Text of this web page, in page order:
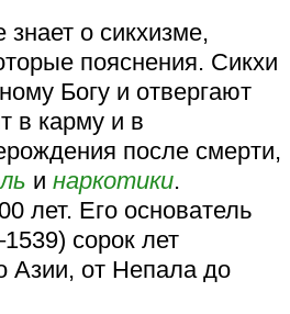
знает о сикхизме,
пояснения. Сикхи
Богу и отвергают
в карму и в
после смерти,
инаркотики.
лет. Его основатель
сорок лет
Азии, от Непала до